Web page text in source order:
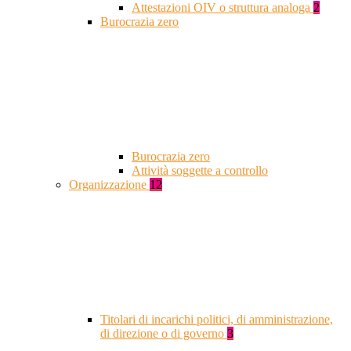
Attestazioni OIV o struttura analoga 2
Burocrazia zero
Burocrazia zero
Attività soggette a controllo
Organizzazione 12
Titolari di incarichi politici, di amministrazione,
di direzione o di governo 3